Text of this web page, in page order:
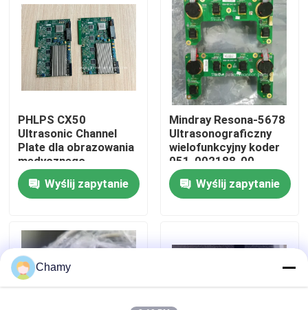
O nas
Wycieczka po fabryce
Kontrola jakości
Skontaktuj się z nami
Części monitora pacjenta
PHLPS CX50
Ultrasonic Channel
Plate dla obrazowania
medycznego
Wyślij zapytanie
Mindray Resona-5678
Ultrasonograficzny
wielofunkcyjny koder
051-002188-00
Wyślij zapytanie
Chamy